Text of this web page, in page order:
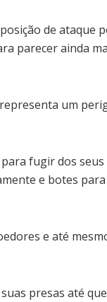
de ataque
parecer ainda
um
fugir dos
e botes
e até
presas até